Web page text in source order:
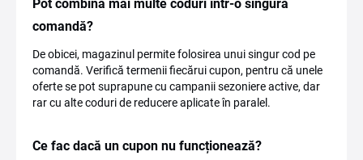
Pot combina mai multe coduri într-o singură
comandă?
De obicei, magazinul permite folosirea unui singur cod pe
comandă. Verifică termenii fiecărui cupon, pentru că unele
oferte se pot suprapune cu campanii sezoniere active, dar
rar cu alte coduri de reducere aplicate în paralel.
Ce fac dacă un cupon nu funcționează?